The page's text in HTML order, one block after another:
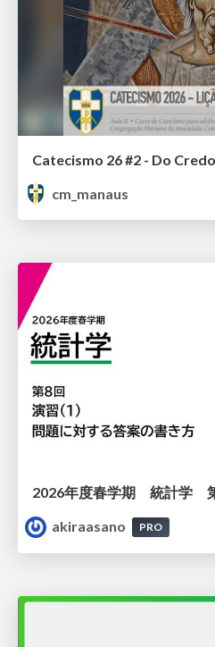
cm_manaus
akiraasano
PRO